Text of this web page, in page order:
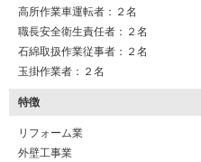
高所作業車運転者：２名
職長安全衛生責任者：２名
石綿取扱作業従事者：２名
玉掛作業者：２名
特徴
リフォーム業
外壁工事業